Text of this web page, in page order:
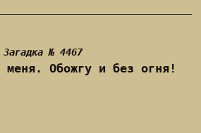
Загадка № 4467
меня. Обожгу и без огня!